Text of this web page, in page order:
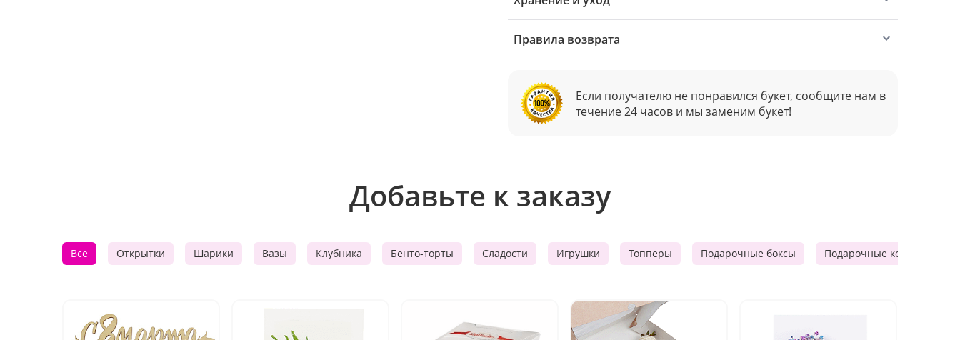
Правила возврата
Если получателю не понравился букет, сообщите нам в
течение 24 часов и мы заменим букет!
Добавьте к заказу
Все Открытки Шарики Вазы Клубника Бенто-торты Сладости Игрушки Топперы Подарочные боксы Подарочные корзины